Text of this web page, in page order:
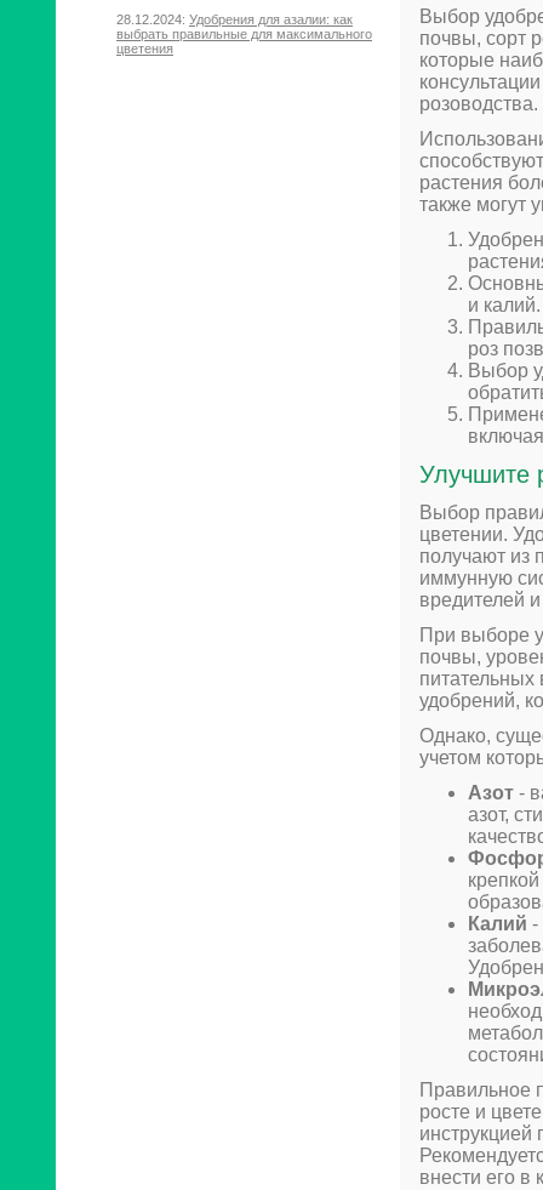
28.12.2024: Удобрения для азалии: как
выбрать правильные для максимального
цветения
Выбор
почвы, сорт
которые
розоводства.
растения
также могут
и калий.
роз
Выбор
Улучшите
Выбор
цветении.
получают из
иммунную
вредителей
При выборе
почвы,
удобрений,
Однако,
учетом
Азот -
азот,
Калий -
Правильное
росте и
инструкцией
внести его в